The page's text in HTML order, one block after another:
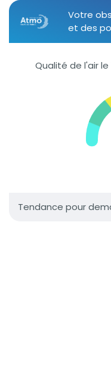
Votre
et des
Qualité de l'air
Tendance pour